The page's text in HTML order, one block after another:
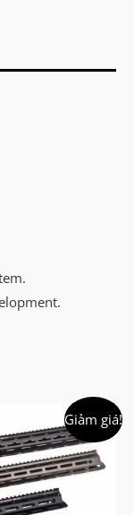
Giảm giá!